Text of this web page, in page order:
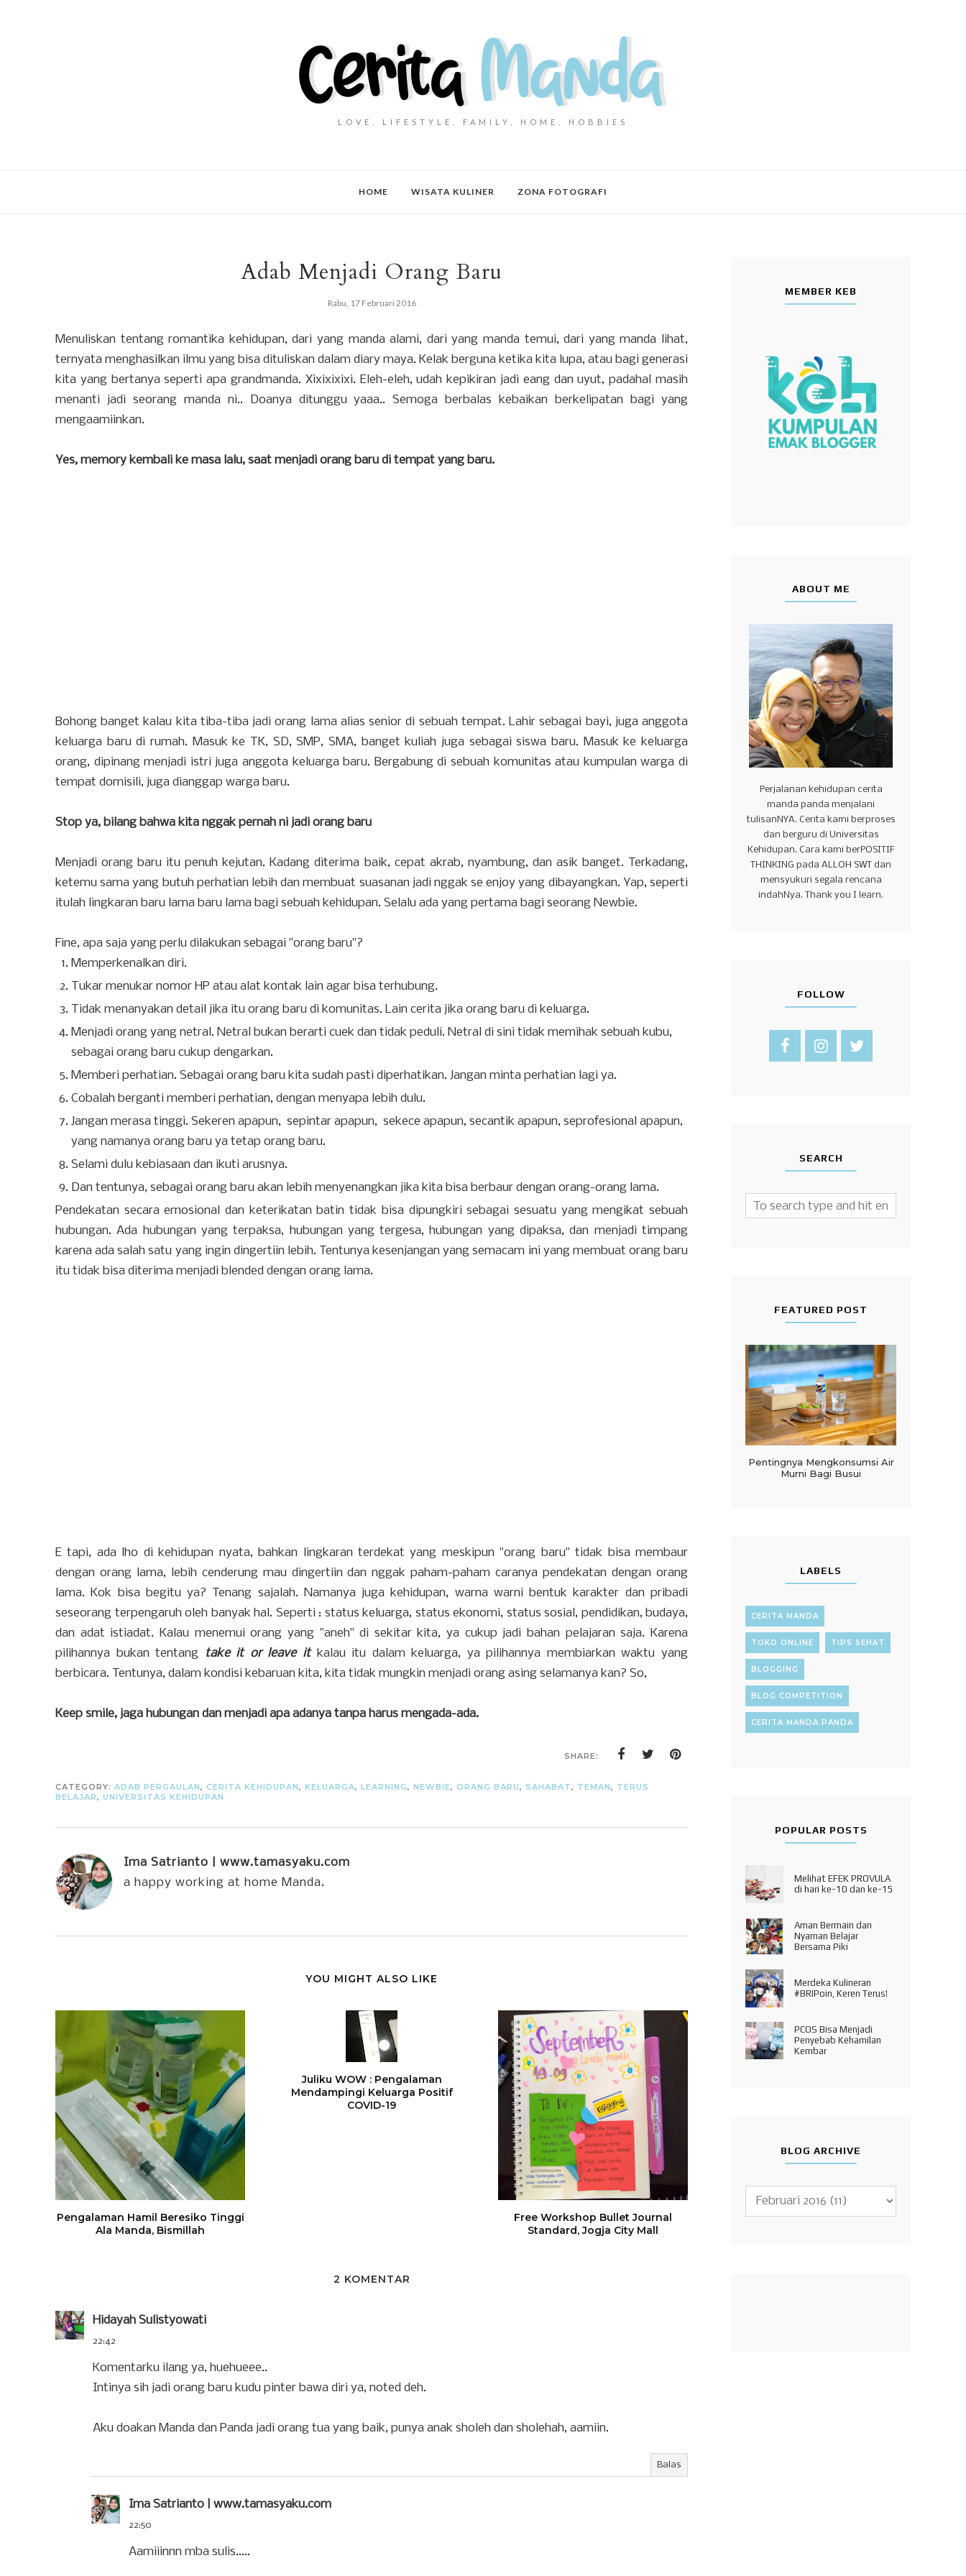
LOVE, LIFESTYLE, FAMILY, HOME, HOBBIES
HOME WISATA KULINER ZONA FOTOGRAFI
Adab Menjadi Orang Baru
Rabu, 17 Februari 2016
Menuliskan tentang romantika kehidupan, dari yang manda alami, dari yang manda temui, dari yang manda lihat,
ternyata menghasilkan ilmu yang bisa dituliskan dalam diary maya. Kelak berguna ketika kita lupa, atau bagi generasi
kita yang bertanya seperti apa grandmanda. Xixixixixi. Eleh-eleh, udah kepikiran jadi eang dan uyut, padahal masih
menanti jadi seorang manda ni.. Doanya ditunggu yaaa.. Semoga berbalas kebaikan berkelipatan bagi yang
mengaamiinkan.
Yes, memory kembali ke masa lalu, saat menjadi orang baru di tempat yang baru.
Bohong banget kalau kita tiba-tiba jadi orang lama alias senior di sebuah tempat. Lahir sebagai bayi, juga anggota
keluarga baru di rumah. Masuk ke TK, SD, SMP, SMA, banget kuliah juga sebagai siswa baru. Masuk ke keluarga
orang, dipinang menjadi istri juga anggota keluarga baru. Bergabung di sebuah komunitas atau kumpulan warga di
tempat domisili, juga dianggap warga baru.
Stop ya, bilang bahwa kita nggak pernah ni jadi orang baru
Menjadi orang baru itu penuh kejutan. Kadang diterima baik, cepat akrab, nyambung, dan asik banget. Terkadang,
ketemu sama yang butuh perhatian lebih dan membuat suasanan jadi nggak se enjoy yang dibayangkan. Yap, seperti
itulah lingkaran baru lama baru lama bagi sebuah kehidupan. Selalu ada yang pertama bagi seorang Newbie.
Fine, apa saja yang perlu dilakukan sebagai "orang baru"?
Memperkenalkan diri.
Tukar menukar nomor HP atau alat kontak lain agar bisa terhubung.
Tidak menanyakan detail jika itu orang baru di komunitas. Lain cerita jika orang baru di keluarga.
Menjadi orang yang netral. Netral bukan berarti cuek dan tidak peduli. Netral di sini tidak memihak sebuah kubu,
sebagai orang baru cukup dengarkan.
Memberi perhatian. Sebagai orang baru kita sudah pasti diperhatikan. Jangan minta perhatian lagi ya.
Cobalah berganti memberi perhatian, dengan menyapa lebih dulu.
Jangan merasa tinggi. Sekeren apapun, sepintar apapun, sekece apapun, secantik apapun, seprofesional apapun,
yang namanya orang baru ya tetap orang baru.
Selami dulu kebiasaan dan ikuti arusnya.
Dan tentunya, sebagai orang baru akan lebih menyenangkan jika kita bisa berbaur dengan orang-orang lama.
Pendekatan secara emosional dan keterikatan batin tidak bisa dipungkiri sebagai sesuatu yang mengikat sebuah
hubungan. Ada hubungan yang terpaksa, hubungan yang tergesa, hubungan yang dipaksa, dan menjadi timpang
karena ada salah satu yang ingin dingertiin lebih. Tentunya kesenjangan yang semacam ini yang membuat orang baru
itu tidak bisa diterima menjadi blended dengan orang lama.
E tapi, ada lho di kehidupan nyata, bahkan lingkaran terdekat yang meskipun "orang baru" tidak bisa membaur
dengan orang lama, lebih cenderung mau dingertiin dan nggak paham-paham caranya pendekatan dengan orang
lama. Kok bisa begitu ya? Tenang sajalah. Namanya juga kehidupan, warna warni bentuk karakter dan pribadi
seseorang terpengaruh oleh banyak hal. Seperti : status keluarga, status ekonomi, status sosial, pendidikan, budaya,
dan adat istiadat. Kalau menemui orang yang "aneh" di sekitar kita, ya cukup jadi bahan pelajaran saja. Karena
pilihannya bukan tentang
take it or leave itkalau itu dalam keluarga, ya pilihannya membiarkan waktu yang
berbicara. Tentunya, dalam kondisi kebaruan kita, kita tidak mungkin menjadi orang asing selamanya kan? So,
Keep smile, jaga hubungan dan menjadi apa adanya tanpa harus mengada-ada.
SHARE:
CATEGORY: ADAB PERGAULAN, CERITA KEHIDUPAN, KELUARGA, LEARNING, NEWBIE, ORANG BARU, SAHABAT, TEMAN, TERUS
BELAJAR, UNIVERSITAS KEHIDUPAN
Ima Satrianto | www.tamasyaku.com
a happy working at home Manda.
YOU MIGHT ALSO LIKE
Pengalaman Hamil Beresiko Tinggi
Ala Manda, Bismillah
Juliku WOW : Pengalaman
Mendampingi Keluarga Positif
COVID-19
Free Workshop Bullet Journal
Standard, Jogja City Mall
2 KOMENTAR
Hidayah Sulistyowati
22:42
Komentarku ilang ya, huehueee..
Intinya sih jadi orang baru kudu pinter bawa diri ya, noted deh.
Aku doakan Manda dan Panda jadi orang tua yang baik, punya anak sholeh dan sholehah, aamiin.
Balas
Ima Satrianto | www.tamasyaku.com
22:50
Aamiiinnn mba sulis.....
MEMBER KEB
ABOUT ME
Perjalanan kehidupan cerita
manda panda menjalani
tulisanNYA. Cerita kami berproses
dan berguru di Universitas
Kehidupan. Cara kami berPOSITIF
THINKING pada ALLOH SWT dan
mensyukuri segala rencana
indahNya. Thank you I learn.
FOLLOW
SEARCH
FEATURED POST
Pentingnya Mengkonsumsi Air
Murni Bagi Busui
LABELS
CERITA MANDA
TOKO ONLINE TIPS SEHAT
BLOGGING
BLOG COMPETITION
CERITA MANDA PANDA
POPULAR POSTS
Melihat EFEK PROVULA
di hari ke-10 dan ke-15
Aman Bermain dan
Nyaman Belajar
Bersama Piki
Merdeka Kulineran
#BRIPoin, Keren Terus!
PCOS Bisa Menjadi
Penyebab Kehamilan
Kembar
BLOG ARCHIVE